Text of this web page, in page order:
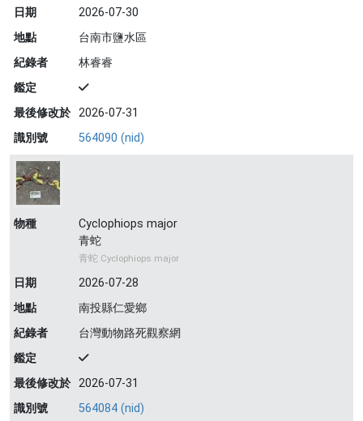
日期
2026-07-30
地點
台南市鹽水區
紀錄者
林睿睿
鑑定
最後修改於 2026-07-31
識別號
564090 (nid)
物種
Cyclophiops major
青蛇
青蛇 Cyclophiops major
日期
2026-07-28
地點
南投縣仁愛鄉
紀錄者
台灣動物路死觀察網
鑑定
最後修改於 2026-07-31
識別號
564084 (nid)